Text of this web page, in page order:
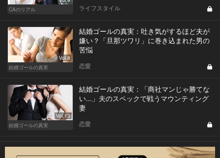
CAのリアル
ライフスタイル
Vol.8
結婚ゴールの真実
結婚ゴールの真実：吐き気がするほど夫が
嫌い？「旦那ツワリ」に巻き込まれた男の
苦悩
恋愛
Vol.13
結婚ゴールの真実
結婚ゴールの真実：「商社マンじゃ勝てな
い...」夫のスペックで戦うマウンティング
妻
恋愛